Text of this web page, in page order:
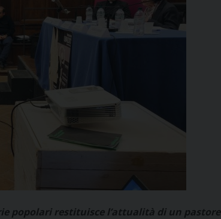
popolari restituisce l’attualità di un pastore